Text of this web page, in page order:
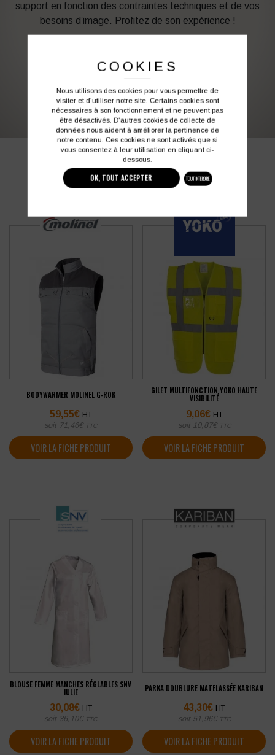
support en fonction des contraintes techniques et de vos
besoins d’image. Profitez de son expérience !
03 27 28 87 86 contact@colbleu.fr
PRODUITS SIMILAIRES
BODYWARMER MOLINEL G-ROK
59,55€ HT
soit 71,46€ TTC
VOIR LA FICHE PRODUIT
GILET MULTIFONCTION YOKO HAUTE
VISIBILITÉ
9,06€ HT
soit 10,87€ TTC
VOIR LA FICHE PRODUIT
BLOUSE FEMME MANCHES RÉGLABLES SNV
JULIE
30,08€ HT
soit 36,10€ TTC
VOIR LA FICHE PRODUIT
PARKA DOUBLURE MATELASSÉE KARIBAN
43,30€ HT
soit 51,96€ TTC
VOIR LA FICHE PRODUIT
COOKIES
Nous utilisons des cookies pour vous permettre de
visiter et d'utiliser notre site. Certains cookies sont
nécessaires à son fonctionnement et ne peuvent pas
être désactivés. D'autres cookies de collecte de
données nous aident à améliorer la pertinence de
notre contenu. Ces cookies ne sont activés que si
vous consentez à leur utilisation en cliquant ci-
dessous.
OK, TOUT ACCEPTER TOUT INTERDIRE